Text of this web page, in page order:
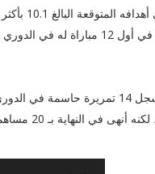
لقد كان
، بينما سجل مرة واحدة فقط